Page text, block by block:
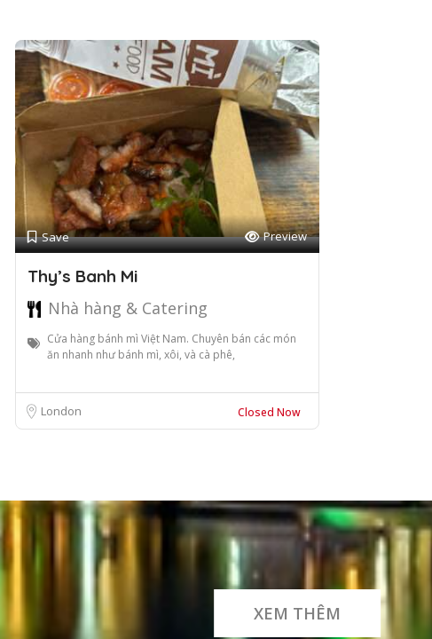
Save Preview
Thy’s Banh Mi
Nhà hàng & Catering
Cửa hàng bánh mì Việt Nam. Chuyên bán các món
ăn nhanh như bánh mì, xôi, và cà phê,
London Closed Now
XEM THÊM